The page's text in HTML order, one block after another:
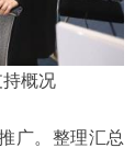
概况
广。整理汇总